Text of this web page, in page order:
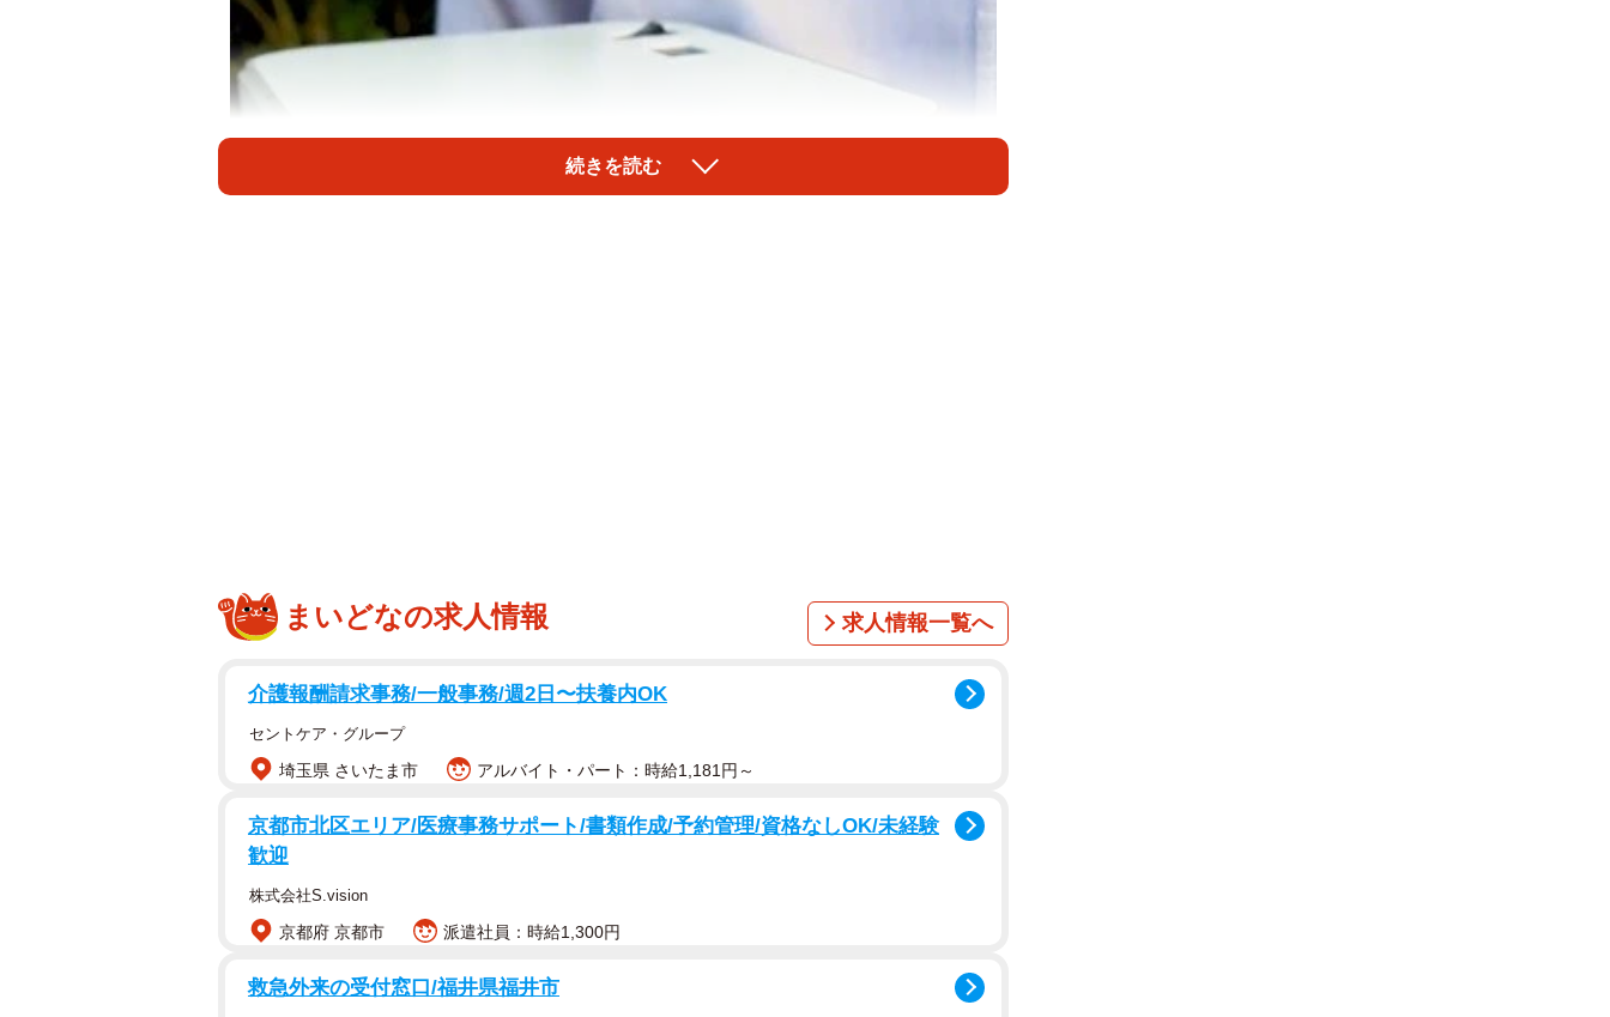
続きを読む
まいどなの求人情報 求人情報一覧へ
介護報酬請求事務/一般事務/週2日〜扶養内OK
セントケア・グループ
埼玉県 さいたま市 アルバイト・パート：時給1,181円～
京都市北区エリア/医療事務サポート/書類作成/予約管理/資格なしOK/未経験
歓迎
株式会社S.vision
京都府 京都市 派遣社員：時給1,300円
救急外来の受付窓口/福井県福井市